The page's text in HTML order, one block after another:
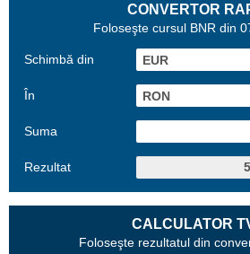
CONVERTOR
Foloseşte cursul BNR din
Schimbă din
În
Suma
Rezultat
CALCULATOR
Foloseşte rezultatul din